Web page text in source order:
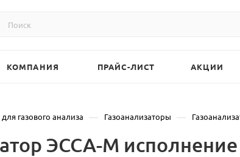
КОМПАНИЯ ПРАЙС-ЛИСТ АКЦИИ
газового анализа — Газоанализаторы —
ЭССА-М